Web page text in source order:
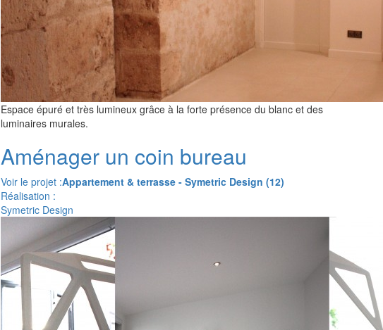
Espace épuré et très lumineux grâce à la forte présence du blanc et des
luminaires murales.
Aménager un coin bureau
Voir le projet :Appartement & terrasse - Symetric Design (12)
Réalisation :
Symetric Design